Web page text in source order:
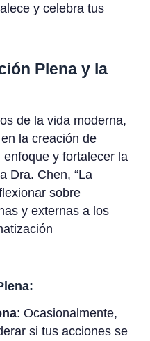
y celebra tus
Plena y la
de la vida moderna,
la creación de
y fortalecer la
Dra. Chen, “La
sobre
y externas a los
: Ocasionalmente,
si tus acciones se